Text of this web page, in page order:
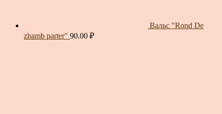
Вальс "Rond De
zhamb parter" 90.00 ₽